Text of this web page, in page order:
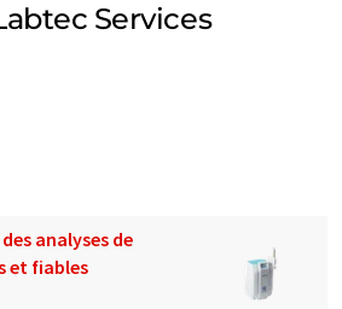
Services
analyses de
et fiables